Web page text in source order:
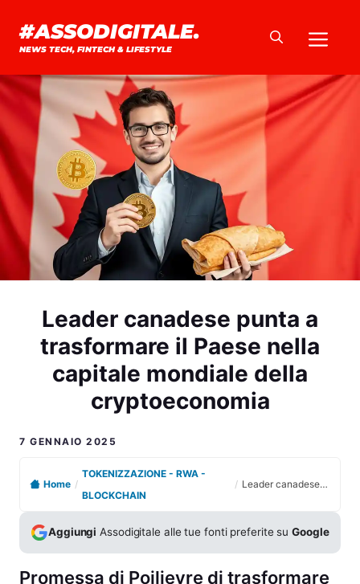
contenuto
#ASSODIGITALE.
NEWS TECH, FINTECH & LIFESTYLE
Leader canadese punta a
trasformare il Paese nella
capitale mondiale della
cryptoeconomia
7 GENNAIO 2025
Home /
TOKENIZZAZIONE - RWA -
BLOCKCHAIN
/ Leader canadese punta a trasformare il Paese nella capitale mondiale della cryptoeconomia
Aggiungi Assodigitale alle tue fonti preferite suGoogle
Promessa di Poilievre di trasformare